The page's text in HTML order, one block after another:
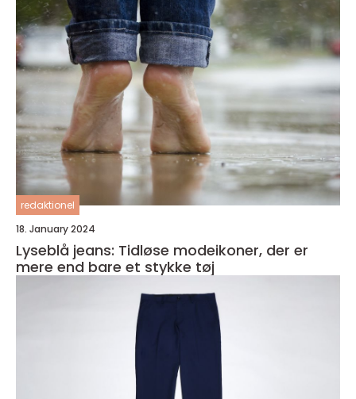
redaktionel
18. January 2024
Lyseblå jeans: Tidløse modeikoner, der er
mere end bare et stykke tøj